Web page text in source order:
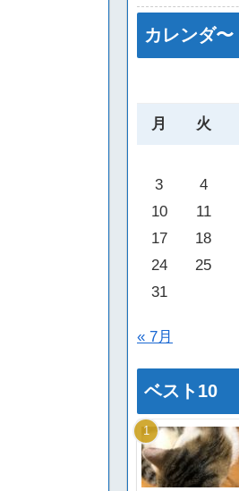
カレンダ〜
月 火
3
4
10
11
17
18
24
25
31
« 7月
ベスト10